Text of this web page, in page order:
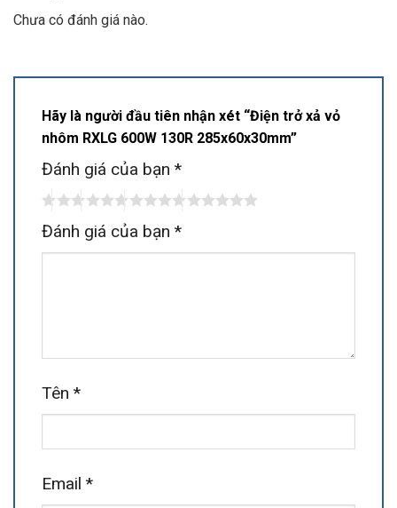
Chưa có đánh giá nào.
Hãy là người đầu tiên nhận xét “Điện trở xả vỏ
nhôm RXLG 600W 130R 285x60x30mm”
Đánh giá của bạn *
Đánh giá của bạn *
Tên *
Email *